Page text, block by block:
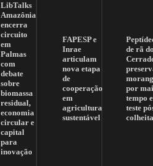
LibTalks
Amazônia
encerra
circuito
em
Palmas
com
debate
sobre
biomassa
residual,
economia
circular e
capital
para
inovação
FAPESP e
Inrae
articulam
nova etapa
de
cooperação
em
agricultura
sustentável
de rã
por
tempo
teste